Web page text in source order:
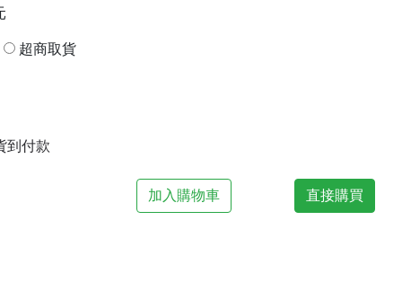
超商取貨
到付款
加入購物車 直接購買